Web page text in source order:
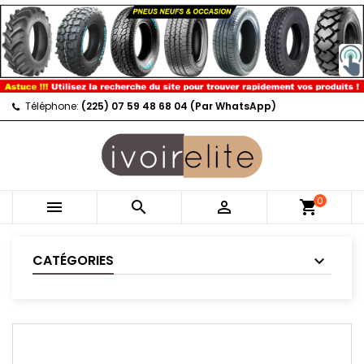
Téléphone: (225) 07 59 48 68 04 (Par WhatsApp)
   shopping_cart0
CATÉGORIES